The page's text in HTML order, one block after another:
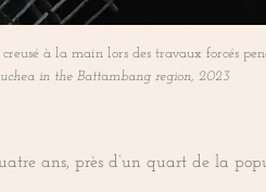
à la main lors des travaux forcés
in the Battambang region, 2023
ans, près d’un quart de la